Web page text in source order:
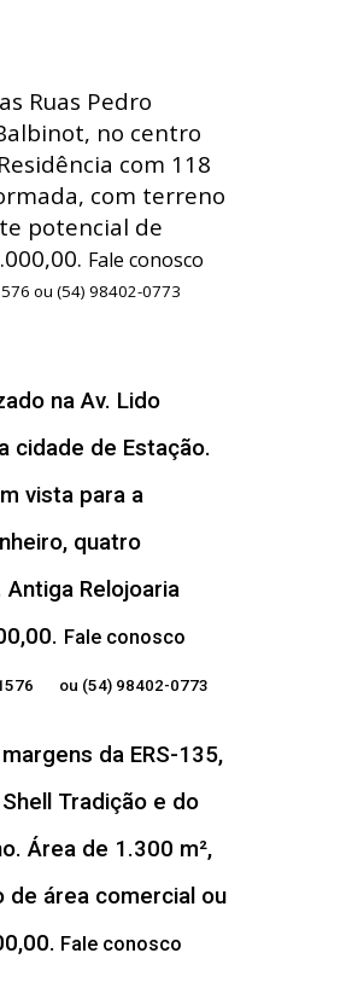
Ruas Pedro
no centro
com 118
com terreno
potencial de
Fale conosco
ou (54) 98402-0773
na Av. Lido
cidade de Estação.
vista para a
quatro
Relojoaria
Fale conosco
ou (54) 98402-0773
da ERS-135,
Tradição e do
Área de 1.300 m²,
de área comercial ou
Fale conosco